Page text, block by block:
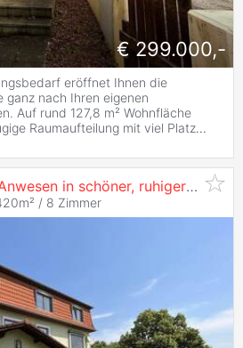
€ 299.000,-
eröffnet Ihnen die
ganz nach Ihren eigenen
Auf rund 127,8 m² Wohnfläche
Raumaufteilung mit viel Platz...
Ein herrschaftliches Anwesen in schöner, ruhiger und gut erreichbarer Lage, in 3130
/ 8 Zimmer